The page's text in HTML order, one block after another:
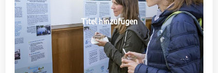
Titel hinzufügen